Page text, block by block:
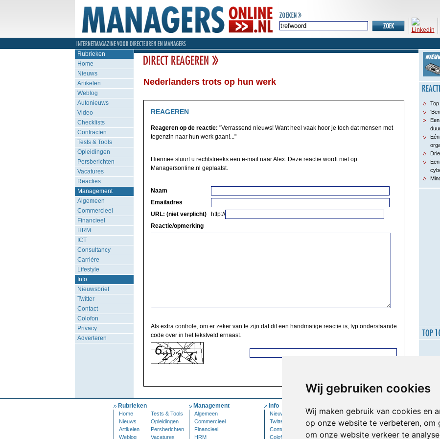
Wij gebruiken cookies
Wij maken gebruik van cookies en
op onze website te verbeteren, om
om onze website verkeer te
Rubrieken
Home
Nieuws
Artikelen
Weblog
Autonieuws
Video
Checklists
Contracten
Tests & Tools
Opleidingen
Persberichten
Vacatures
Reacties
Management
Algemeen
Commercieel
Financieel
HRM
ICT
Consultancy
Carrière
Lifestyle
Info
Nieuwsbrief
Twitter
Contact
Colofon
Privacy
Adverteren
Nederlanders trots op hun werk
REAGEREN
Reageren op de reactie: "Verrassend nieuws! Want heel vaak hoor je toch dat mensen met
tegenzin naar hun werk gaan!..."
Hiermee stuurt u rechtstreeks een e-mail naar Alex. Deze reactie wordt niet op
Managersonline.nl geplaatst.
Naam
Emailadres
URL: (niet verplicht)
http://
Reactie/opmerking
Als extra controle, om er zeker van te zijn dat dit een handmatige reactie is, typ onderstaande
code over in het tekstveld ernaast.
Rubrieken
Home
Tests & Tools
Nieuws
Opleidingen
Artikelen
Persberichten
Weblog
Vacatures
Management
Algemeen
Commercieel
Financieel
HRM
Info
Nieuwsbrief
Twitter
Contact
Colofon
Inloggen